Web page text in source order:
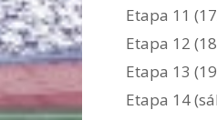
Etapa 11
Etapa 12
Etapa 13
Etapa 14